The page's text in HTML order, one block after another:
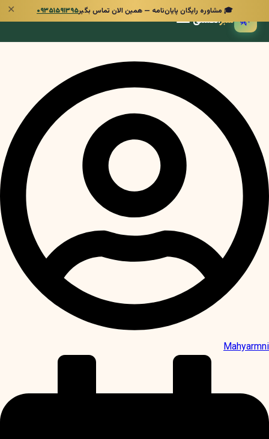
🎓 مشاوره رایگان پایان‌نامه — همین الان تماس بگیر۰۹۳۵۱۵۹۱۳۹۵ ✕
🌿 سبزانگشتی
Mahyarmni